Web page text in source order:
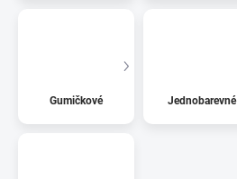
Gumičkové Jednobarevné